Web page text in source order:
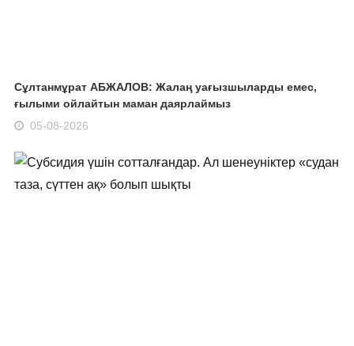
Сұлтанмұрат АБЖАЛОВ: Жалаң уағызшыларды емес,
ғылыми ойлайтын маман даярлаймыз
05-08-2026